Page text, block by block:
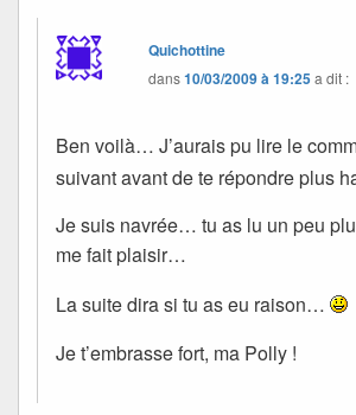
Quichottine
dans10/03/2009 à 19:25a dit :
Ben voilà… J’aurais pu lire le
suivant avant de te répondre plus
Je suis navrée… tu as lu un peu
me fait plaisir…
La suite dira si tu as eu raison…
Je t’embrasse fort, ma Polly !